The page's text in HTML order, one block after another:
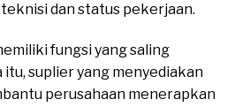
dan status pekerjaan.
fungsi yang saling
suplier yang menyediakan
perusahaan menerapkan